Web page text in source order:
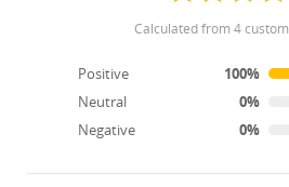
calculated from 4
Positive
100%
Neutral
0%
Negative
0%